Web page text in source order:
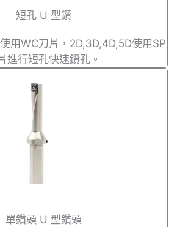
短孔 U 型鑽
用WC刀片，2D,3D,4D,5D使用SP
進行短孔快速鑽孔。
單鑽頭 U 型鑽頭